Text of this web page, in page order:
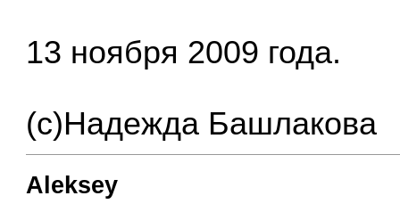
13 ноября 2009 года.
(с)Надежда Башлакова
Aleksey